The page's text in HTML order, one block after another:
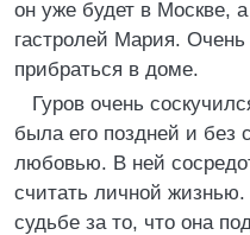
он уже будет в Москве,
гастролей Мария.
прибраться в доме.
Гуров очень
была его поздней и без
любовью. В ней
считать личной
судьбе за то, что она